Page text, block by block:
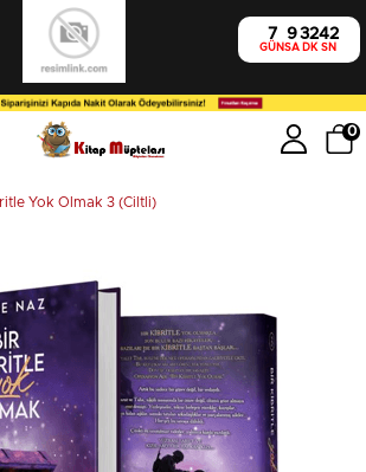
7
GÜN
9
SA
32
DK
41
SN
0
Yok Olmak 3 (Ciltli)